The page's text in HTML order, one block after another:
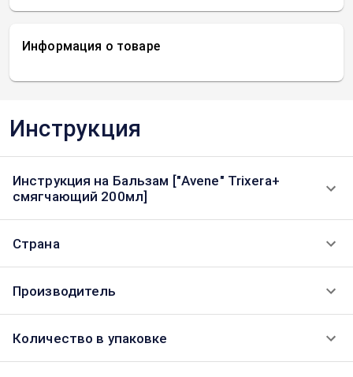
Информация о товаре
Инструкция
Инструкция на Бальзам ["Avene" Trixera+
смягчающий 200мл]
Страна
Производитель
Количество в упаковке